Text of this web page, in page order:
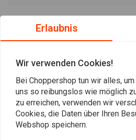
Besuchsadresse
Warum wir tun, was wir tun
Erlaubnis
Wir verwenden Cookies!
Bei Choppershop tun wir alles,
uns so reibungslos wie möglich
zu erreichen, verwenden wir
Cookies, die Daten über Ihren
Webshop speichern.